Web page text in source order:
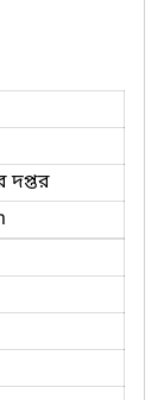
দপ্তর